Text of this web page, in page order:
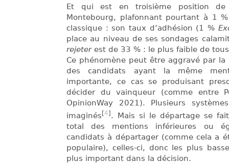
Et qui est en troisième position de
Montebourg, plafonnant pourtant à 1
classique : son taux d’adhésion (1 %
place au niveau de ses sondages
rejeterest de 33 % : le plus faible de
Ce phénomène peut être aggravé par
des candidats ayant la même
importante, ce cas se produisant
décider du vainqueur (comme entre
OpinionWay 2021). Plusieurs
imaginés[4]. Mais si le départage se
total des mentions inférieures ou
candidats à départager (comme cela a
populaire), celles-ci, donc les plus
plus important dans la décision.